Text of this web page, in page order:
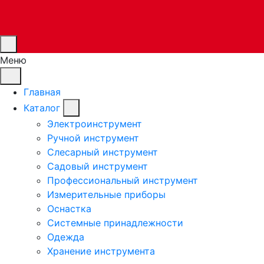
Меню
Главная
Каталог
Электроинструмент
Ручной инструмент
Слесарный инструмент
Садовый инструмент
Профессиональный инструмент
Измерительные приборы
Оснастка
Системные принадлежности
Одежда
Хранение инструмента